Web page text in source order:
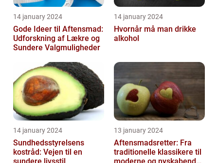
14 january 2024
Gode Ideer til Aftensmad:
Udforskning af Lækre og
Sundere Valgmuligheder
14 january 2024
Hvornår må man drikke
alkohol
14 january 2024
Sundhedsstyrelsens
kostråd: Vejen til en
13 january 2024
Aftensmadsretter: Fra
traditionelle klassikere til